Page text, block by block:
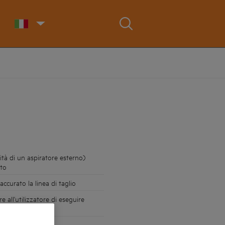
di un aspiratore esterno)
la linea di taglio
all'utilizzatore di eseguire